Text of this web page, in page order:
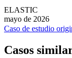
ELASTIC
mayo de 2026
Caso de estudio
Casos